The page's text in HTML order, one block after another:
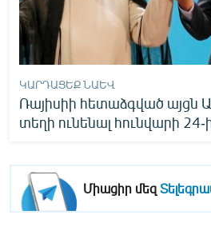
ԿԱՐԴԱՑԵՔ ՆԱԵՎ
Ռայիսիի հետաձգված այցն
տեղի ունենալ հունվարի 24-
Միացիր մեզ